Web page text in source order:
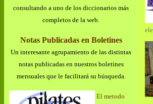
consultando a uno de los diccionarios más
completos de la web.
Notas Publicadas en Boletines
Un interesante agrupamiento de las distintas
notas publicadas en nuestros boletines
mensuales que le facilitará su búsqueda.
El metodo